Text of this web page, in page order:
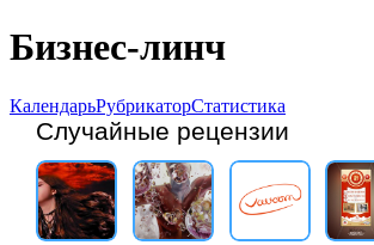
Бизнес-линч
КалендарьРубрикаторСтатистика
Случайные рецензии